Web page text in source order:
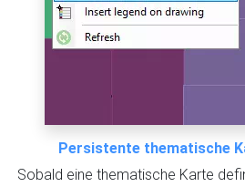
Persistente thematische
Sobald eine thematische Karte